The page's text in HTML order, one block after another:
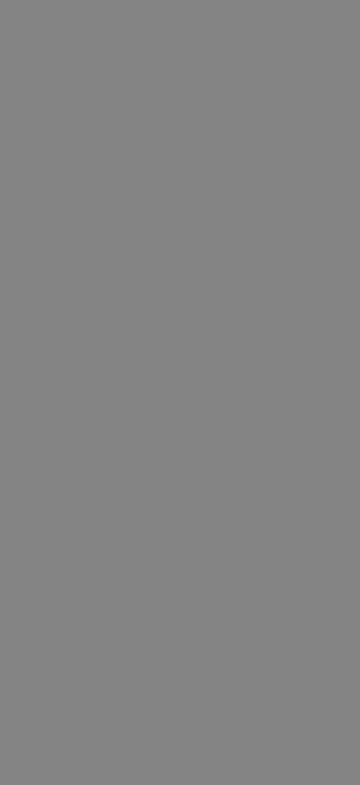
το
του χρήστη
και
από το
χρήστης
ιστότοπο και
που μπορεί να
χρήστης πριν
λόγω ιστότοπο.
ανθρώπων
ότι οι
συνδεδεμένοι
της